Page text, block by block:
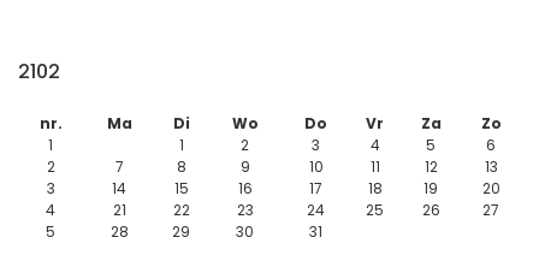
2102
nr. Ma Di Wo Do Vr Za
Zo
1
1 2 3 4 5
6
2
7 8 9 10 11 12
13
3
14 15 16 17 18 19
20
4
21 22 23 24 25 26
27
5
28 29 30 31